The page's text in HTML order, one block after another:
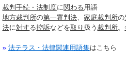
裁判手続・法制度に関わる 用語
地方裁判所の第一審判決 家庭裁判所の
決に対する控訴などを取り扱う裁判所。
» 法テラス・法律関連用語集はこちら